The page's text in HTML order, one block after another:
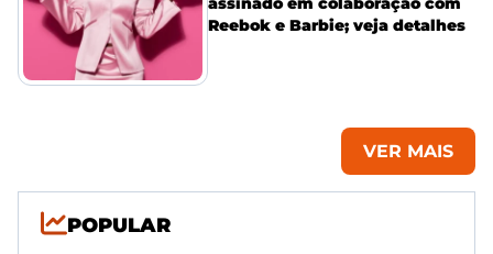
Reebok e Barbie; veja detalhes
VER MAIS
POPULAR